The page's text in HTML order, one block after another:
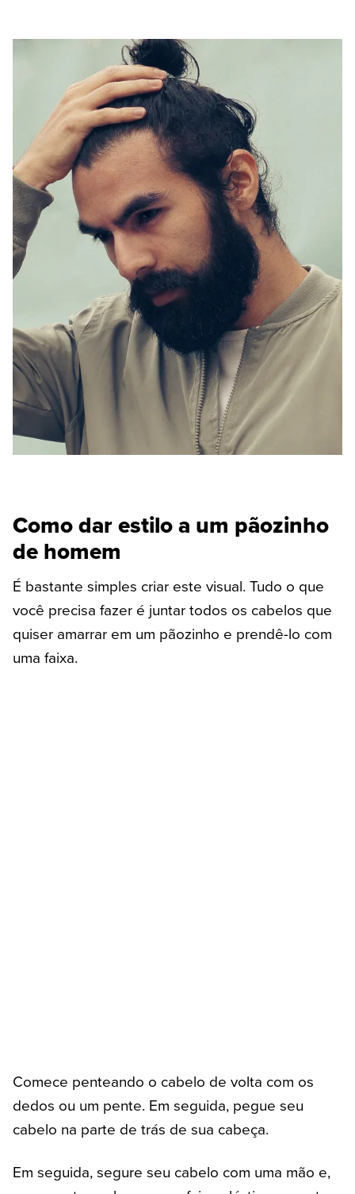
Como dar estilo a um pãozinho
de homem
É bastante simples criar este visual. Tudo o que
você precisa fazer é juntar todos os cabelos que
quiser amarrar em um pãozinho e prendê-lo com
uma faixa.
Comece penteando o cabelo de volta com os
dedos ou um pente. Em seguida, pegue seu
cabelo na parte de trás de sua cabeça.
Em seguida, segure seu cabelo com uma mão e,